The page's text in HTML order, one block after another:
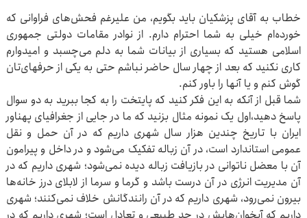
خطاب به آقای پزشکیان باید بگویم، من علیرغم فحش‌های فراوانی که
خورده‌ام خیلی به شما احترام دارم. از نوادر مقامات دولتی جمهوری
اسلامی هستید که بسیاری از بیانات شما به دلم می‌چسبد و امیدوارم
کاری نکنید که بعد از چهار سال حاضر نباشم حتی به یکی از حرفهای‌تان
گوش کنم و یا آنها را باور کنم.
شما قبل از آنکه به این فکر کنید که پایتخت را به کجا ببرید به دو سوال
پاسخ دهید،‌اول یک نمونه مثال بزنید که ما در جایی از جغرافیای پهناور
ایران با تاریخ چندین هزار سال شهری داریم که در آن حمل و نقل
عمومی استاندارد است، در آن زباله تفکیک می‌شود و در داخل و پیرامون
آن با معضل ناتوانی در بازیافت زباله دیده نمی‌شود؛ شهری داریم که در
آن مدیریت انرژی در آن درست باشد و گرما و سرما از لابلای درز خانه‌ها
بیرون نمی‌رود، شهری داریم که در آن رانندگانش خلاف نمی‌کنند؛ شهری